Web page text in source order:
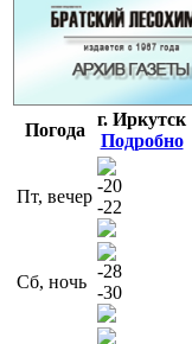
Погода
г. Иркутск
Подробно
Пт, вечер
-20
-22
Сб, ночь
-28
-30